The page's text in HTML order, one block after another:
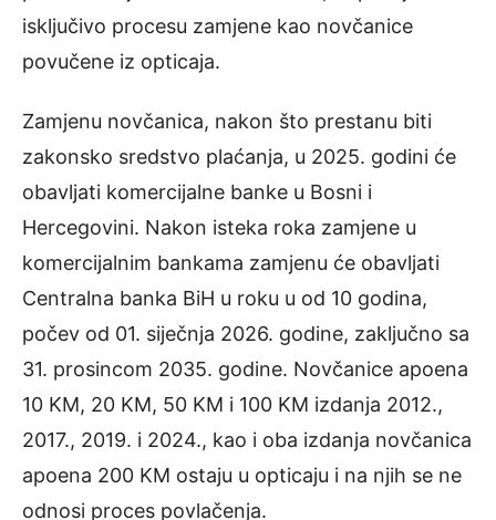
isključivo procesu zamjene kao novčanice
povučene iz opticaja.
Zamjenu novčanica, nakon što prestanu biti
zakonsko sredstvo plaćanja, u 2025. godini će
obavljati komercijalne banke u Bosni i
Hercegovini. Nakon isteka roka zamjene u
komercijalnim bankama zamjenu će obavljati
Centralna banka BiH u roku u od 10 godina,
počev od 01. siječnja 2026. godine, zaključno sa
31. prosincom 2035. godine. Novčanice apoena
10 KM, 20 KM, 50 KM i 100 KM izdanja 2012.,
2017., 2019. i 2024., kao i oba izdanja novčanica
apoena 200 KM ostaju u opticaju i na njih se ne
odnosi proces povlačenja.